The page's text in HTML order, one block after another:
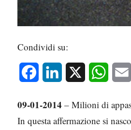
Condividi su:
Facebook LinkedIn
09-01-2014 – Milioni di
In questa affermazione si